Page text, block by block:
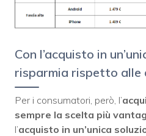
Con l’acquisto in
risparmia rispetto
Per i consumatori, però, l’
sempre la scelta più
l’acquisto in un’unica